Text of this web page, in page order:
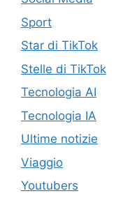
Sport
Star di TikTok
Stelle di TikTok
Tecnologia AI
Tecnologia IA
Ultime notizie
Viaggio
Youtubers